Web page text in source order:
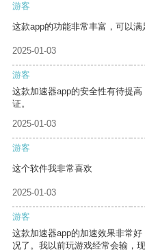
游客
这款app的功能非常丰富，可以满
2025-01-03
游客
这款加速器app的安全性有待提
证。
2025-01-03
游客
这个软件我非常喜欢
2025-01-03
游客
这款加速器app的加速效果非常
况了。我以前玩游戏经常会输，